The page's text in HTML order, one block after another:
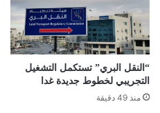
“النقل البري” تستكمل التشغيل
التجريبي لخطوط جديدة غدا
منذ 49 دقيقة